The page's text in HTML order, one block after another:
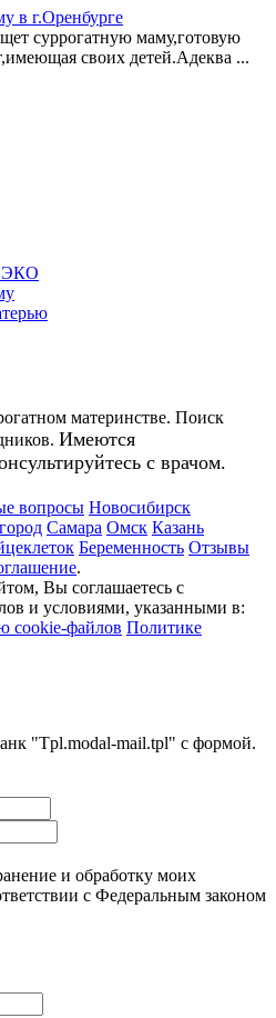
в г.Оренбурге
суррогатную маму,готовую
своих детей.Адеква ...
ЭКО
материнстве. Поиск
Имеются
с врачом.
вопросы Новосибирск
Самара Омск Казань
Беременность Отзывы
.
Вы соглашаетесь с
и условиями, указанными в:
cookie-файлов Политике
"Tpl.modal-mail.tpl" с формой.
и обработку моих
с Федеральным законом